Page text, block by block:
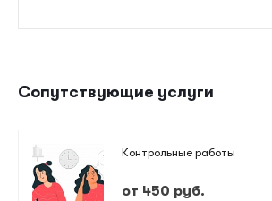
Сопутствующие услуги
Контрольные работы
от 450 руб.